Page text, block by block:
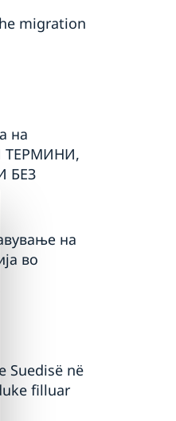
migration
на
ТЕРМИНИ,
БЕЗ
на
во
Suedisë në
filluar